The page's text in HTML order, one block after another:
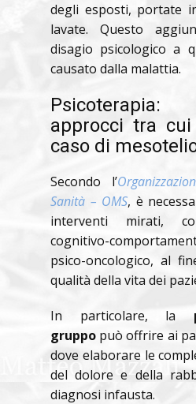
degli esposti, portate
lavate. Questo
disagio psicologico a
causato dalla malattia.
approcci tra
caso di
Secondo l’
Sanità – OMS, è
interventi mirati,
cognitivo-
psico-oncologico, al
qualità della vita dei
In particolare, la
gruppo può offrire ai
dove elaborare le
del dolore e della
diagnosi infausta.